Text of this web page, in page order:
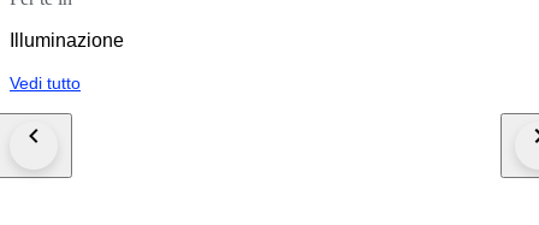
Illuminazione
Vedi tutto